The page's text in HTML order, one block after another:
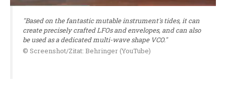
"Based on the fantastic mutable instrument's tides, it can
create precisely crafted LFOs and envelopes, and can also
be used as a dedicated multi-wave shape VCO."
© Screenshot/Zitat: Behringer (YouTube)